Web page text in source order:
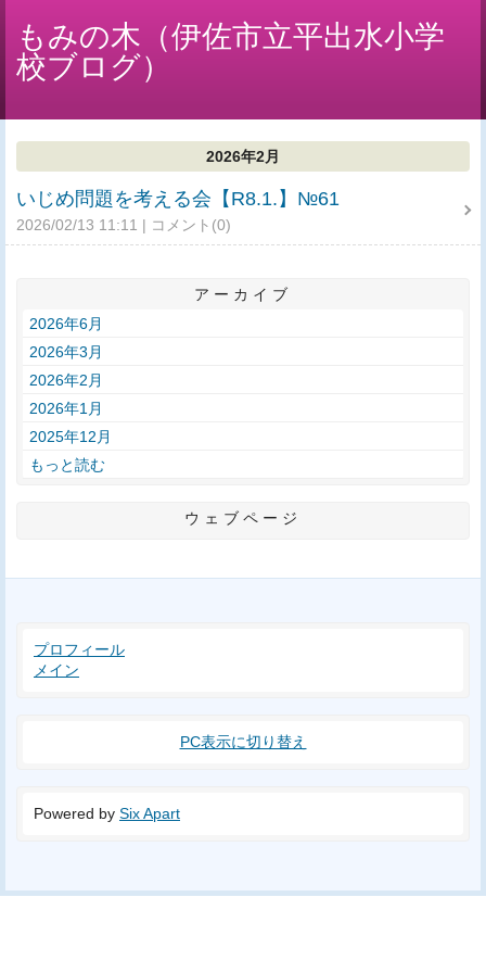
もみの木（伊佐市立平出水小学
校ブログ）
2026年2月
いじめ問題を考える会【R8.1.】№61
2026/02/13 11:11 コメント(0)
アーカイブ
2026年6月
2026年3月
2026年2月
2026年1月
2025年12月
もっと読む
ウェブページ
プロフィール
メイン
PC表示に切り替え
Powered by Six Apart